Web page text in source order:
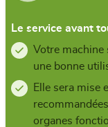
Le service avant
Votre machine
une bonne
Elle sera mise
organes